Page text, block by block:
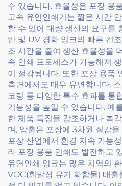
수 있습니다. 효율성은 포장 용
고속 유연인쇄기는 짧은 시간
할 수 있어 대량 생산의 요구를
반 및 UV 경화 잉크의 빠른 건
조 시간을 줄여 생산 효율성을
속 인쇄 프로세스가 가능해져
이 절감됩니다. 또한 포장 용품
측면에서도 매우 유연합니다.
코팅 등 다양한 특수 효과를 통
기능성을 높일 수 있습니다. 예
한 제품 특징을 강조하거나 촉
며, 압출은 포장에 3차원 질감
포장 산업에서 환경 지속 가능
라 포장 용품 인쇄도 발전하고
유연인쇄 잉크는 많은 지역의
VOC(휘발성 유기 화합물) 배출